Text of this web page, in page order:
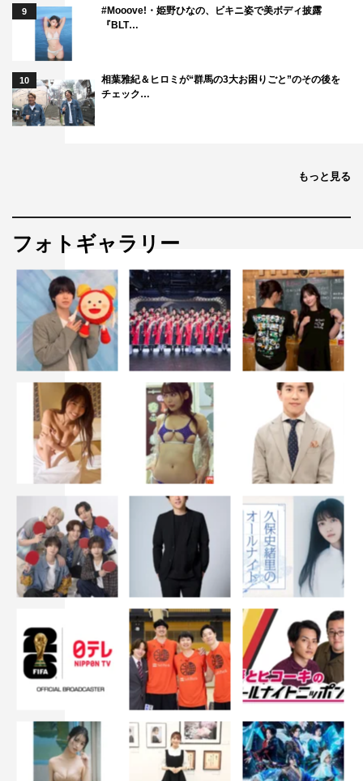
9
#Mooove!・姫野ひなの、ビキニ姿で美ボディ披露
『BLT…
10
相葉雅紀＆ヒロミが“群馬の3大お困りごと”のその後を
チェック…
もっと見る
フォトギャラリー